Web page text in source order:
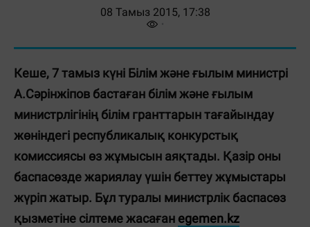
08 Тамыз 2015, 17:38
Кеше, 7 тамыз күні Білім және ғылым министрі
А.Сәрінжіпов бастаған білім және ғылым
министрлігінің білім гранттарын тағайындау
жөніндегі республикалық конкурстық
комиссиясы өз жұмысын аяқтады. Қазір оны
баспасөзде жариялау үшін беттеу жұмыстары
жүріп жатыр. Бұл туралы министрлік баспасөз
қызметіне сілтеме жасаған egemen.kz